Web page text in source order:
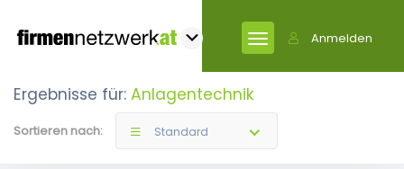
Anmelden
Ergebnisse für: Anlagentechnik
Sortieren nach: Standard